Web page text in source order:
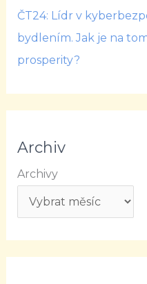
ČT24: Lídr v
bydlením. Jak je na
prosperity?
Archiv
Archivy